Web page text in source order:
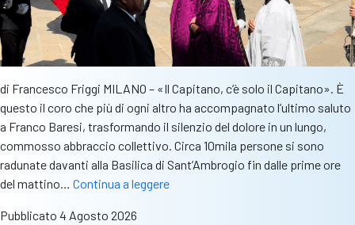
di Francesco Friggi MILANO – «Il Capitano, c’è solo il Capitano». È
questo il coro che più di ogni altro ha accompagnato l’ultimo saluto
a Franco Baresi, trasformando il silenzio del dolore in un lungo,
commosso abbraccio collettivo. Circa 10mila persone si sono
radunate davanti alla Basilica di Sant’Ambrogio fin dalle prime ore
del mattino… Continua a leggereDiecimila
Pubblicato 4 Agosto 2026